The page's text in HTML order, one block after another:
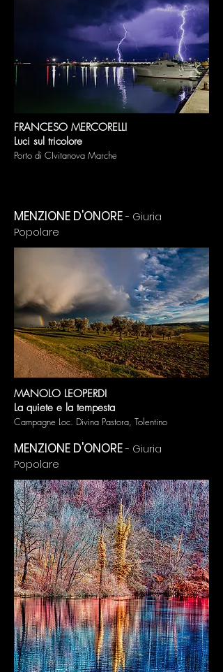
FRANCESO MERCORELLI
Luci sul tricolore
Porto di CIvitanova Marche
MENZIONE D'ONORE- Giuria
Popolare
MANOLO LEOPERDI
La quiete e la tempesta
Campagne Loc. Divina Pastora, Tolentino
MENZIONE D'ONORE- Giuria
Popolare